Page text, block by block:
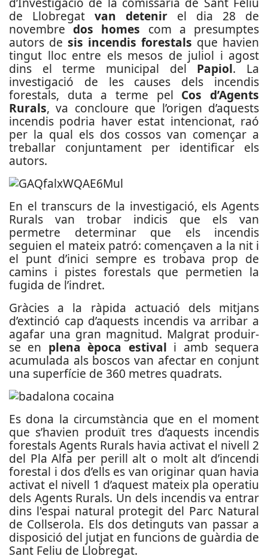
de Llobregat van detenir el dia 28 de
novembredos homes com a presumptes
autors de sis incendis forestals que havien
tingut lloc entre els mesos de juliol i agost
dins el terme municipal del Papiol. La
investigació de les causes dels incendis
forestals, duta a terme pel Cos d’Agents
Rurals, va concloure que l’origen d’aquests
incendis podria haver estat intencionat, raó
per la qual els dos cossos van començar a
treballar conjuntament per identificar els
autors.
En el transcurs de la investigació, els Agents
Rurals van trobar indicis que els van
permetre determinar que els incendis
seguien el mateix patró: començaven a la nit i
el punt d’inici sempre es trobava prop de
camins i pistes forestals que permetien la
fugida de l’indret.
Gràcies a la ràpida actuació dels mitjans
d’extinció cap d’aquests incendis va arribar a
agafar una gran magnitud. Malgrat produir-
se en plena època estival i amb sequera
acumulada als boscos van afectar en conjunt
una superfície de 360 metres quadrats.
Es dona la circumstància que en el moment
que s’havien produït tres d’aquests incendis
forestals Agents Rurals havia activat el nivell 2
del Pla Alfa per perill alt o molt alt d’incendi
forestal i dos d’ells es van originar quan havia
activat el nivell 1 d’aquest mateix pla operatiu
dels Agents Rurals. Un dels incendis va entrar
dins l'espai natural protegit del Parc Natural
de Collserola. Els dos detinguts van passar a
disposició del jutjat en funcions de guàrdia de
Sant Feliu de Llobregat.